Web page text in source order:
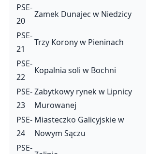
PSE-
20
Zamek Dunajec w Niedzicy
PSE-
21
Trzy Korony w Pieninach
PSE-
22
Kopalnia soli w Bochni
PSE-
23
Zabytkowy rynek w Lipnicy
Murowanej
PSE-
24
Miasteczko Galicyjskie w
Nowym Sączu
PSE-